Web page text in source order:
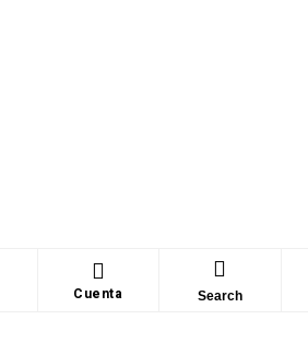
Cuenta Search